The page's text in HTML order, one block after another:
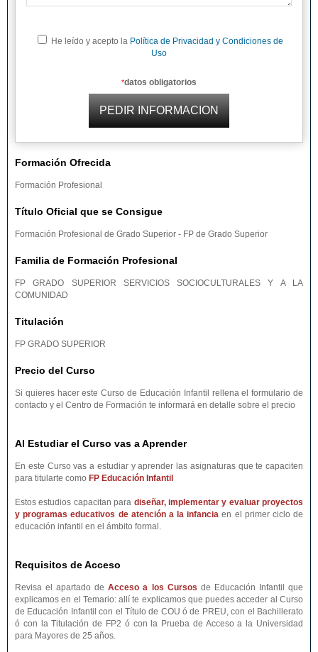
He leído y acepto la Política de Privacidad y Condiciones de
Uso
*datos obligatorios
Formación Ofrecida
Formación Profesional
Título Oficial que se Consigue
Formación Profesional de Grado Superior - FP de Grado Superior
Familia de Formación Profesional
FP GRADO SUPERIOR SERVICIOS SOCIOCULTURALES Y A LA
COMUNIDAD
Titulación
FP GRADO SUPERIOR
Precio del Curso
Si quieres hacer este Curso de Educación Infantil rellena el formulario de
contacto y el Centro de Formación te informará en detalle sobre el precio
Al Estudiar el Curso vas a Aprender
En este Curso vas a estudiar y aprender las asignaturas que te capaciten
para titularte como FP Educación Infantil
Estos estudios capacitan para diseñar, implementar y evaluar proyectos
y programas educativos de atención a la infancia en el primer ciclo de
educación infantil en el ámbito formal.
Requisitos de Acceso
Revisa el apartado deAcceso a los Cursos de Educación Infantil que
explicamos en el Temario: allí te explicamos que puedes acceder al Curso
de Educación Infantil con el Título de COU ó de PREU, con el Bachillerato
ó con la Titulación de FP2 ó con la Prueba de Acceso a la Universidad
para Mayores de 25 años.